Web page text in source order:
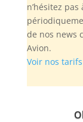
n’hésitez
de nos news
Avion.
Voir nos tarifs